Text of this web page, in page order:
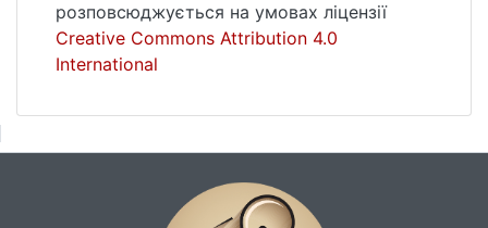
розповсюджується на умовах ліцензії
Creative Commons Attribution 4.0
International